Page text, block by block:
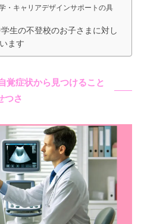
・キャリアデザインサポートの具
生の不登校のお子さまに対し
ます
覚症状から見つけること
つさ